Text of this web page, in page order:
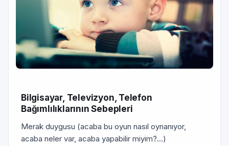
Bilgisayar, Televizyon, Telefon
Bağımlılıklarının Sebepleri
Merak duygusu (acaba bu oyun nasıl oynanıyor,
acaba neler var, acaba yapabilir miyim?...)